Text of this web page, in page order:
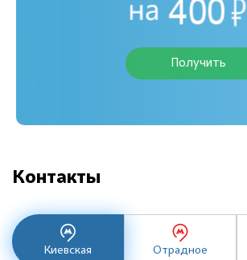
Получить
Контакты
Киевская Отрадное